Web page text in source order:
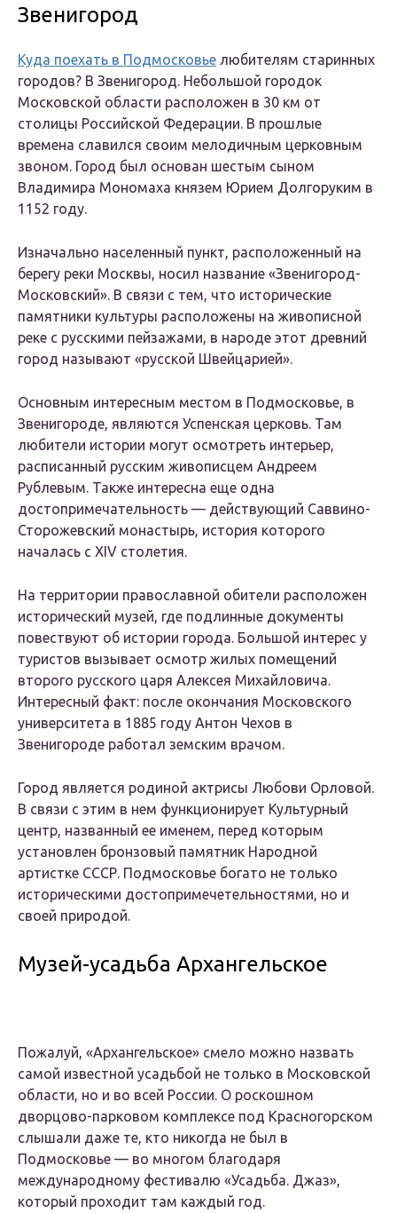
Звенигород
Куда поехать в Подмосковье любителям старинных
городов? В Звенигород. Небольшой городок
Московской области расположен в 30 км от
столицы Российской Федерации. В прошлые
времена славился своим мелодичным церковным
звоном. Город был основан шестым сыном
Владимира Мономаха князем Юрием Долгоруким в
1152 году.
Изначально населенный пункт, расположенный на
берегу реки Москвы, носил название «Звенигород-
Московский». В связи с тем, что исторические
памятники культуры расположены на живописной
реке с русскими пейзажами, в народе этот древний
город называют «русской Швейцарией».
Основным интересным местом в Подмосковье, в
Звенигороде, являются Успенская церковь. Там
любители истории могут осмотреть интерьер,
расписанный русским живописцем Андреем
Рублевым. Также интересна еще одна
достопримечательность — действующий Саввино-
Сторожевский монастырь, история которого
началась с XIV столетия.
На территории православной обители расположен
исторический музей, где подлинные документы
повествуют об истории города. Большой интерес у
туристов вызывает осмотр жилых помещений
второго русского царя Алексея Михайловича.
Интересный факт: после окончания Московского
университета в 1885 году Антон Чехов в
Звенигороде работал земским врачом.
Город является родиной актрисы Любови Орловой.
В связи с этим в нем функционирует Культурный
центр, названный ее именем, перед которым
установлен бронзовый памятник Народной
артистке СССР. Подмосковье богато не только
историческими достопримечетельностями, но и
своей природой.
Музей-усадьба Архангельское
Пожалуй, «Архангельское» смело можно назвать
самой известной усадьбой не только в Московской
области, но и во всей России. О роскошном
дворцово-парковом комплексе под Красногорском
слышали даже те, кто никогда не был в
Подмосковье — во многом благодаря
международному фестивалю «Усадьба. Джаз»,
который проходит там каждый год.